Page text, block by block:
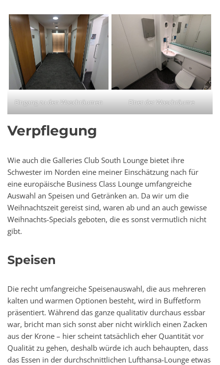
Eingang zu den Waschräumen Einer der Waschräume
Verpflegung
Wie auch die Galleries Club South Lounge bietet ihre
Schwester im Norden eine meiner Einschätzung nach für
eine europäische Business Class Lounge umfangreiche
Auswahl an Speisen und Getränken an. Da wir um die
Weihnachtszeit gereist sind, waren ab und an auch gewisse
Weihnachts-Specials geboten, die es sonst vermutlich nicht
gibt.
Speisen
Die recht umfangreiche Speisenauswahl, die aus mehreren
kalten und warmen Optionen besteht, wird in Buffetform
präsentiert. Während das ganze qualitativ durchaus essbar
war, bricht man sich sonst aber nicht wirklich einen Zacken
aus der Krone – hier scheint tatsächlich eher Quantität vor
Qualität zu gehen, deshalb würde ich auch behaupten, dass
das Essen in der durchschnittlichen Lufthansa-Lounge etwas